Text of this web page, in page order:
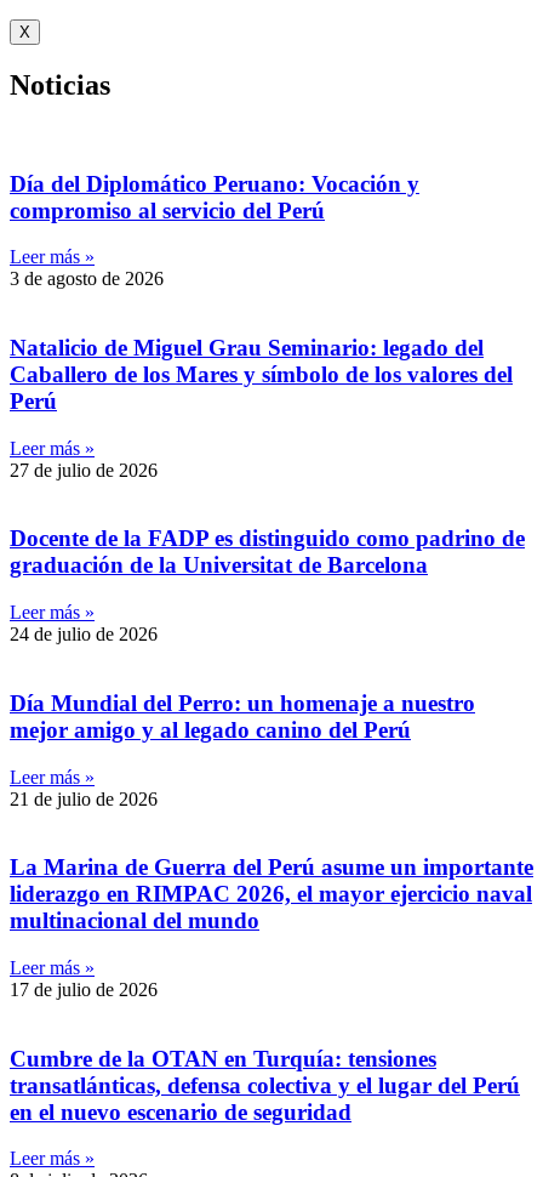
X
Noticias
Día del Diplomático Peruano: Vocación y
compromiso al servicio del Perú
Leer más »
3 de agosto de 2026
Natalicio de Miguel Grau Seminario: legado del
Caballero de los Mares y símbolo de los valores del
Perú
Leer más »
27 de julio de 2026
Docente de la FADP es distinguido como padrino de
graduación de la Universitat de Barcelona
Leer más »
24 de julio de 2026
Día Mundial del Perro: un homenaje a nuestro
mejor amigo y al legado canino del Perú
Leer más »
21 de julio de 2026
La Marina de Guerra del Perú asume un importante
liderazgo en RIMPAC 2026, el mayor ejercicio naval
multinacional del mundo
Leer más »
17 de julio de 2026
Cumbre de la OTAN en Turquía: tensiones
transatlánticas, defensa colectiva y el lugar del Perú
en el nuevo escenario de seguridad
Leer más »